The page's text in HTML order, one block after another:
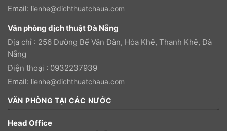
Email: lienhe@dichthuatchaua.com
Văn phòng dịch thuật Đà Nẵng
Địa chỉ : 256 Đường Bế Văn Đàn, Hòa Khê, Thanh Khê, Đà
Nẵng
Điện thoại : 0932237939
Email: lienhe@dichthuatchaua.com
VĂN PHÒNG TẠI CÁC NƯỚC
Head Office